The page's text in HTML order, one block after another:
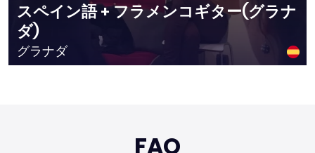
スペイン語 + フラメンコギター(グラナ
ダ)
グラナダ
FAQ